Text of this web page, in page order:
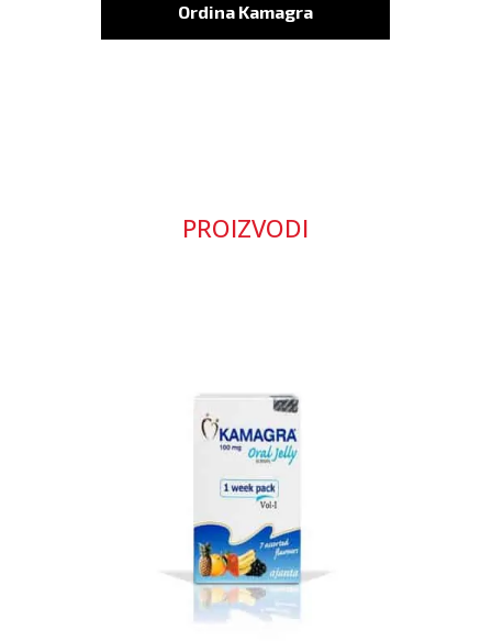
Ordina Kamagra
PROIZVODI